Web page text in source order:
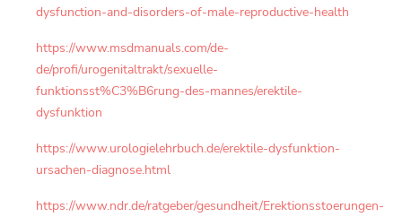
dysfunction-and-disorders-of-male-reproductive-health
https://www.msdmanuals.com/de-
de/profi/urogenitaltrakt/sexuelle-
funktionsst%C3%B6rung-des-mannes/erektile-
dysfunktion
https://www.urologielehrbuch.de/erektile-dysfunktion-
ursachen-diagnose.html
https://www.ndr.de/ratgeber/gesundheit/Erektionsstoerungen-